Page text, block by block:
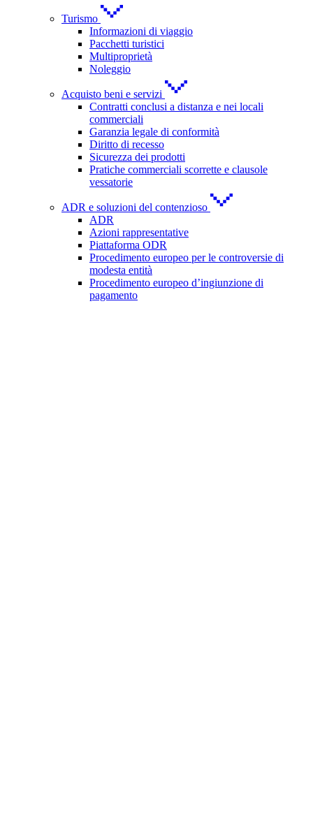
Turismo
Informazioni di viaggio
Pacchetti turistici
Multiproprietà
Noleggio
Acquisto beni e servizi
Contratti conclusi a distanza e nei locali
commerciali
Garanzia legale di conformità
Diritto di recesso
Sicurezza dei prodotti
Pratiche commerciali scorrette e clausole
vessatorie
ADR e soluzioni del contenzioso
ADR
Azioni rappresentative
Piattaforma ODR
Procedimento europeo per le controversie di
modesta entità
Procedimento europeo d’ingiunzione di
pagamento